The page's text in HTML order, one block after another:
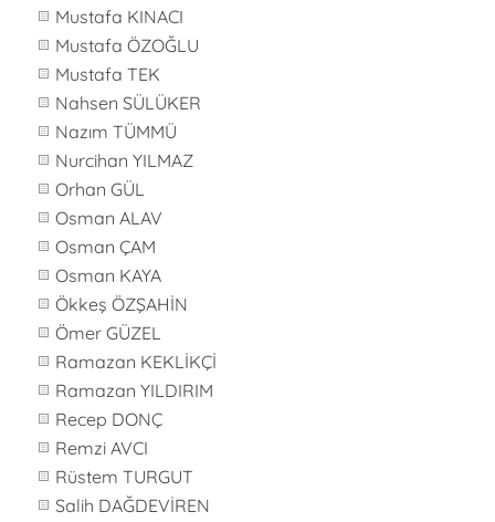
Mustafa KINACI
Mustafa ÖZOĞLU
Mustafa TEK
Nahsen SÜLÜKER
Nazım TÜMMÜ
Nurcihan YILMAZ
Orhan GÜL
Osman ALAV
Osman ÇAM
Osman KAYA
Ökkeş ÖZŞAHİN
Ömer GÜZEL
Ramazan KEKLİKÇİ
Ramazan YILDIRIM
Recep DONÇ
Remzi AVCI
Rüstem TURGUT
Salih DAĞDEVİREN